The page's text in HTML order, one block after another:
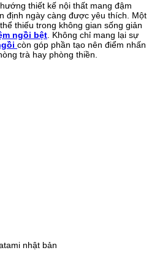
thiết kế nội thất mang đậm
định ngày càng được yêu thích. Một
thiếu trong không gian sống giản
ngồi bệt . Không chỉ mang lại sự
còn góp phần tạo nên điểm nhấn
trà hay phòng thiền.
nhật bản